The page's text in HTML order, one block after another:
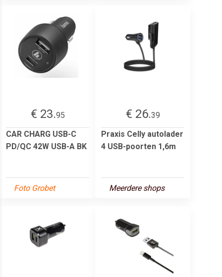
€ 23.95
CAR CHARG USB-C
PD/QC 42W USB-A BK
Foto Grobet
€ 26.39
Praxis Celly autolader
4 USB-poorten 1,6m
Meerdere shops